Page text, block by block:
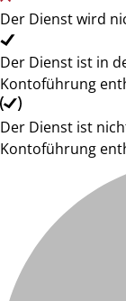
Der Dienst wird
Der Dienst ist in
Kontoführung
Der Dienst ist
Kontoführung